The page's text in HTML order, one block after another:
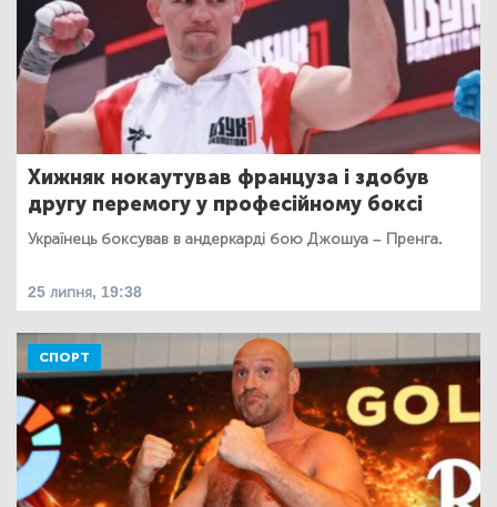
Хижняк нокаутував француза і здобув
другу перемогу у професійному боксі
Українець боксував в андеркарді бою Джошуа – Пренга.
25 липня, 19:38
СПОРТ